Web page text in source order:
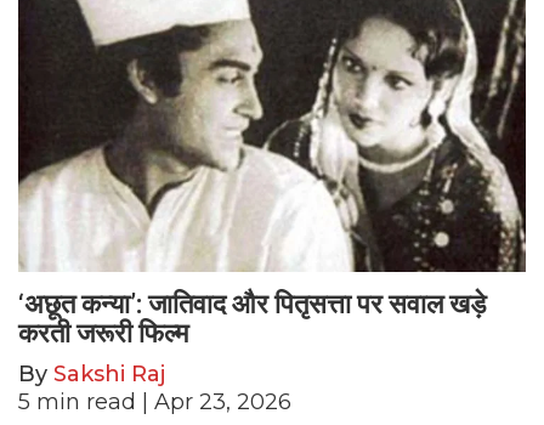
‘अछूत कन्या’: जातिवाद और पितृसत्ता पर सवाल खड़े
करती जरूरी फिल्म
By Sakshi Raj
5 min read | Apr 23, 2026